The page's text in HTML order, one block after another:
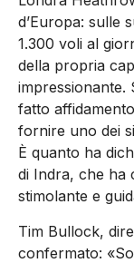
d’Europa: sulle
1.300 voli al
della propria
impressionante.
fatto
fornire uno dei
È quanto ha
di Indra, che ha
stimolante e
Tim Bullock,
confermato: